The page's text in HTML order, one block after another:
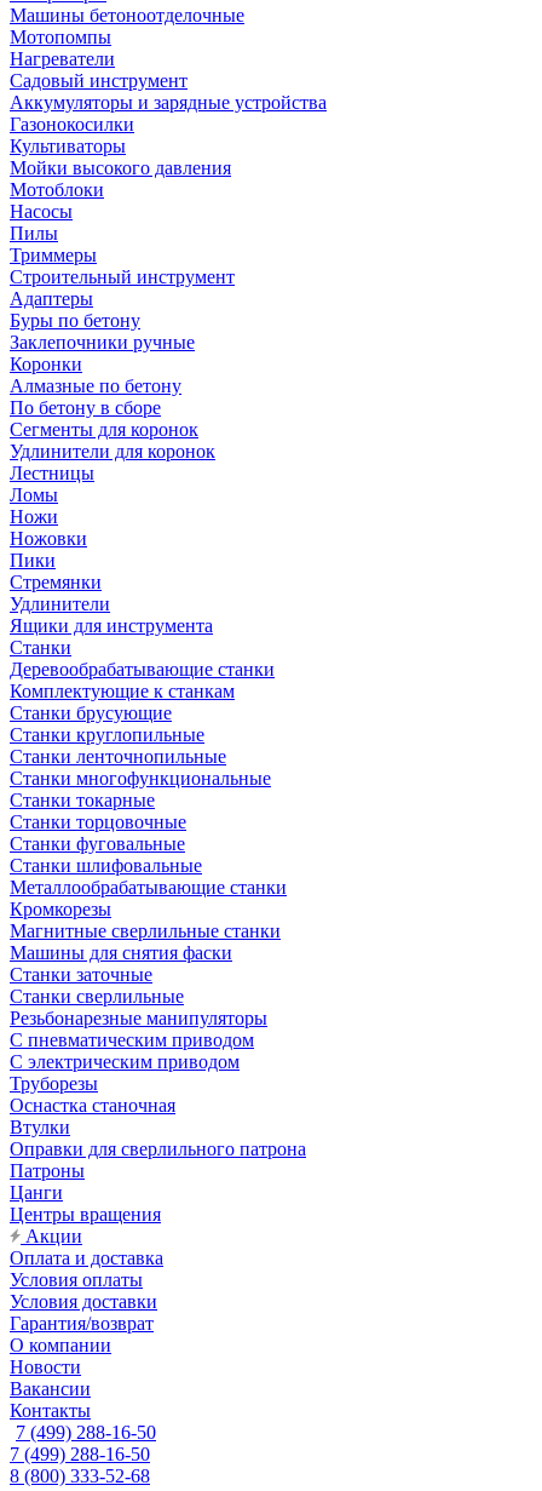
Машины бетоноотделочные
Мотопомпы
Нагреватели
Садовый инструмент
Аккумуляторы и зарядные устройства
Газонокосилки
Культиваторы
Мойки высокого давления
Мотоблоки
Насосы
Пилы
Триммеры
Строительный инструмент
Адаптеры
Буры по бетону
Заклепочники ручные
Коронки
Алмазные по бетону
По бетону в сборе
Сегменты для коронок
Удлинители для коронок
Лестницы
Ломы
Ножи
Ножовки
Пики
Стремянки
Удлинители
Ящики для инструмента
Станки
Деревообрабатывающие станки
Комплектующие к станкам
Станки брусующие
Станки круглопильные
Станки ленточнопильные
Станки многофункциональные
Станки токарные
Станки торцовочные
Станки фуговальные
Станки шлифовальные
Металлообрабатывающие станки
Кромкорезы
Магнитные сверлильные станки
Машины для снятия фаски
Станки заточные
Станки сверлильные
Резьбонарезные манипуляторы
С пневматическим приводом
С электрическим приводом
Труборезы
Оснастка станочная
Втулки
Оправки для сверлильного патрона
Патроны
Цанги
Центры вращения
Акции
Оплата и доставка
Условия оплаты
Условия доставки
Гарантия/возврат
О компании
Новости
Вакансии
Контакты
7 (499) 288-16-50
7 (499) 288-16-50
8 (800) 333-52-68